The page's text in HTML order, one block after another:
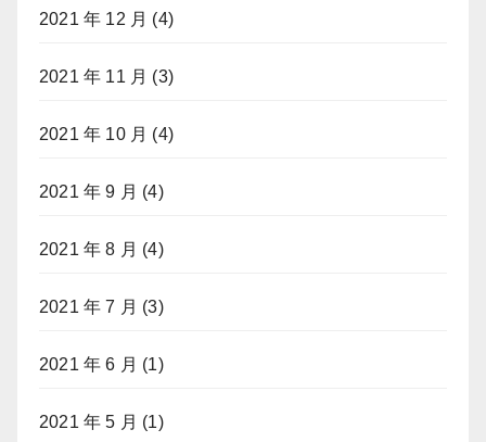
2021 年 12 月 (4)
2021 年 11 月 (3)
2021 年 10 月 (4)
2021 年 9 月 (4)
2021 年 8 月 (4)
2021 年 7 月 (3)
2021 年 6 月 (1)
2021 年 5 月 (1)